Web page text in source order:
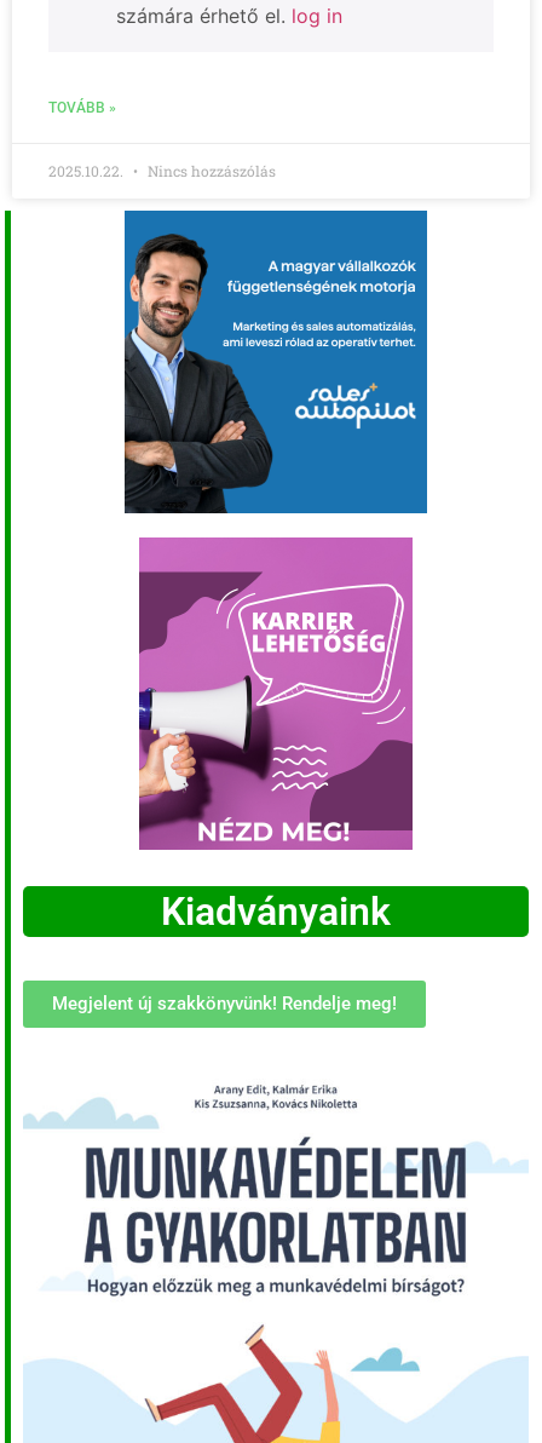
számára érhető el. log in
TOVÁBB »
2025.10.22. Nincs hozzászólás
Kiadványaink
Megjelent új szakkönyvünk! Rendelje meg!